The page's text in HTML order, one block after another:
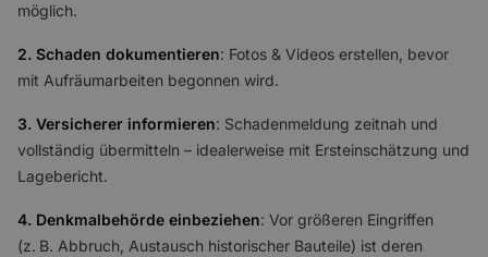
möglich.
2. Schaden dokumentieren: Fotos & Videos erstellen, bevor
mit Aufräumarbeiten begonnen wird.
3. Versicherer informieren: Schadenmeldung zeitnah und
vollständig übermitteln – idealerweise mit Ersteinschätzung und
Lagebericht.
4. Denkmalbehörde einbeziehen: Vor größeren Eingriffen
(z. B. Abbruch, Austausch historischer Bauteile) ist deren